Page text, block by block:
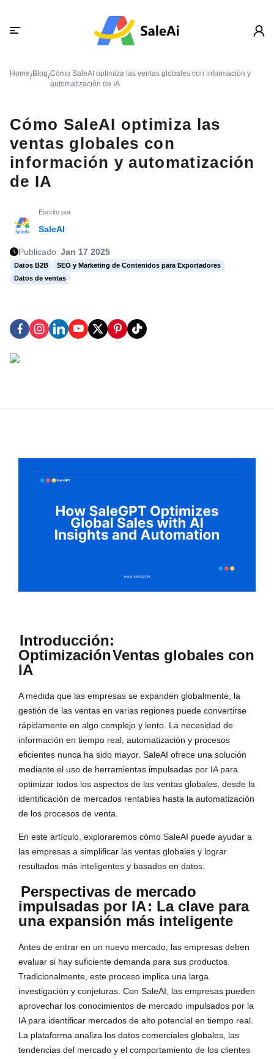
Home/Blog/Cómo SaleAI optimiza las ventas globales con información y
automatización de IA
Cómo SaleAI optimiza las
ventas globales con
información y automatización
de IA
Escrito por
SaleAI
Publicado Jan 17 2025
Datos B2B
SEO y Marketing de Contenidos para Exportadores
Datos de ventas
Introducción:
OptimizaciónVentas globales con
IA
A medida que las empresas se expanden globalmente, la
gestión de las ventas en varias regiones puede convertirse
rápidamente en algo complejo y lento. La necesidad de
información en tiempo real, automatización y procesos
eficientes nunca ha sido mayor. SaleAI ofrece una solución
mediante el uso de herramientas impulsadas por IA para
optimizar todos los aspectos de las ventas globales, desde la
identificación de mercados rentables hasta la automatización
de los procesos de venta.
En este artículo, exploraremos cómo SaleAI puede ayudar a
las empresas a simplificar las ventas globales y lograr
resultados más inteligentes y basados en datos.
Perspectivas de mercado
impulsadas por IA: La clave para
una expansión más inteligente
Antes de entrar en un nuevo mercado, las empresas deben
evaluar si hay suficiente demanda para sus productos.
Tradicionalmente, este proceso implica una larga
investigación y conjeturas. Con SaleAI, las empresas pueden
aprovechar los conocimientos de mercado impulsados por la
IA para identificar mercados de alto potencial en tiempo real.
La plataforma analiza los datos comerciales globales, las
tendencias del mercado y el comportamiento de los clientes